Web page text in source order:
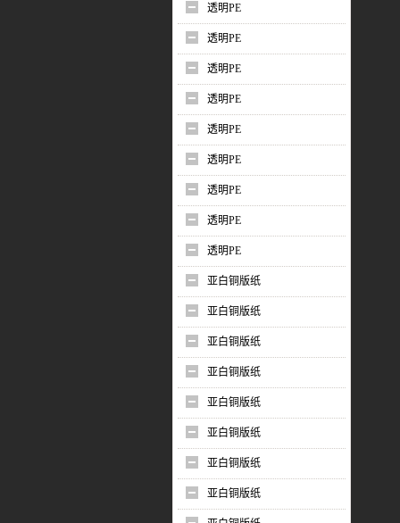
透明PE
透明PE
透明PE
透明PE
透明PE
透明PE
透明PE
透明PE
透明PE
亚白铜版纸
亚白铜版纸
亚白铜版纸
亚白铜版纸
亚白铜版纸
亚白铜版纸
亚白铜版纸
亚白铜版纸